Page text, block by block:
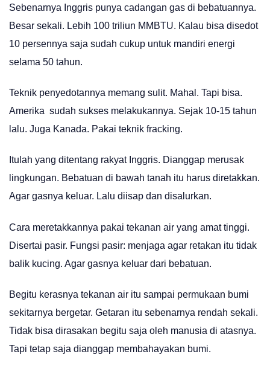
Sebenarnya Inggris punya cadangan gas di bebatuannya.
Besar sekali. Lebih 100 triliun MMBTU. Kalau bisa disedot
10 persennya saja sudah cukup untuk mandiri energi
selama 50 tahun.
Teknik penyedotannya memang sulit. Mahal. Tapi bisa.
Amerika sudah sukses melakukannya. Sejak 10-15 tahun
lalu. Juga Kanada. Pakai teknik fracking.
Itulah yang ditentang rakyat Inggris. Dianggap merusak
lingkungan. Bebatuan di bawah tanah itu harus diretakkan.
Agar gasnya keluar. Lalu diisap dan disalurkan.
Cara meretakkannya pakai tekanan air yang amat tinggi.
Disertai pasir. Fungsi pasir: menjaga agar retakan itu tidak
balik kucing. Agar gasnya keluar dari bebatuan.
Begitu kerasnya tekanan air itu sampai permukaan bumi
sekitarnya bergetar. Getaran itu sebenarnya rendah sekali.
Tidak bisa dirasakan begitu saja oleh manusia di atasnya.
Tapi tetap saja dianggap membahayakan bumi.